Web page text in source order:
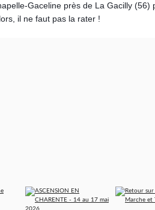
Gaceline près de La Gacilly (56)
il ne faut pas la rater !